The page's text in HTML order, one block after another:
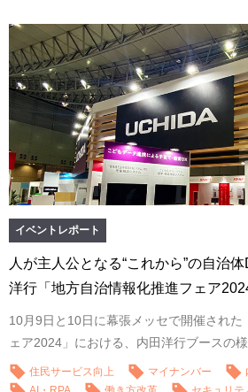
イベントレポート
人が主人公となる“これから”の自治
洋行「地方自治情報化推進フェア
10月9日と10日に幕張メッセで開催された
ェア2024」における、内田洋行ブースの
住民サービス向上 マイナンバー